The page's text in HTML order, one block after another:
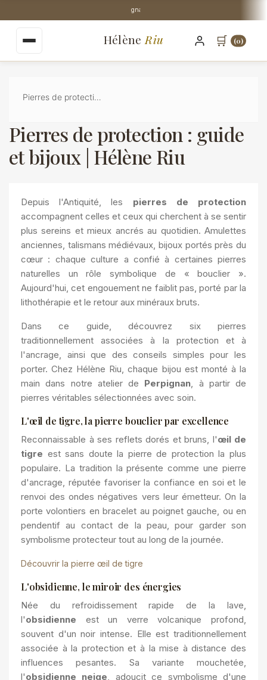
contenu
Stock Perpignan centre-ville
🛒 (0)
Hélène Riu
Pierres de protection : guide et bijoux | Hélène Riu
Pierres de protection : guide
et bijoux | Hélène Riu
Depuis l'Antiquité, les pierres de protection
accompagnent celles et ceux qui cherchent à se sentir
plus sereins et mieux ancrés au quotidien. Amulettes
anciennes, talismans médiévaux, bijoux portés près du
cœur : chaque culture a confié à certaines pierres
naturelles un rôle symbolique de « bouclier ».
Aujourd'hui, cet engouement ne faiblit pas, porté par la
lithothérapie et le retour aux minéraux bruts.
Dans ce guide, découvrez six pierres
traditionnellement associées à la protection et à
l'ancrage, ainsi que des conseils simples pour les
porter. Chez Hélène Riu, chaque bijou est monté à la
main dans notre atelier de Perpignan, à partir de
pierres véritables sélectionnées avec soin.
L'œil de tigre, la pierre bouclier par excellence
Reconnaissable à ses reflets dorés et bruns, l'œil de
tigre est sans doute la pierre de protection la plus
populaire. La tradition la présente comme une pierre
d'ancrage, réputée favoriserla confiance en soi et le
renvoi des ondes négatives vers leur émetteur. On la
porte volontiers en bracelet au poignet gauche, ou en
pendentif au contact de la peau, pour garder son
symbolisme protecteur tout au long de la journée.
Découvrir la pierre œil de tigre
L'obsidienne, le miroir des énergies
Née du refroidissement rapide de la lave,
l'obsidienne est un verre volcanique profond,
souvent d'un noir intense. Elle est traditionnellement
associée à la protection et à la mise à distance des
influences pesantes. Sa variante mouchetée,
l'obsidienne neige, adoucit ce symbolisme d'une